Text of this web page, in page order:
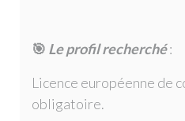
🎯 Le profil recherché:
Licence européenne de
obligatoire.